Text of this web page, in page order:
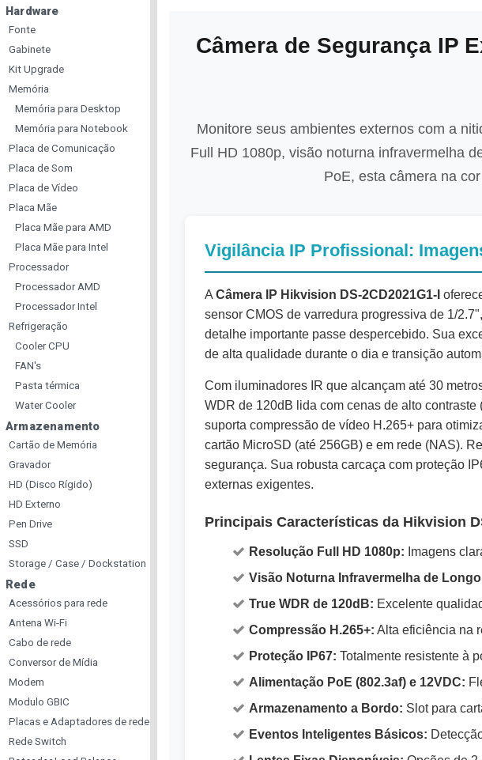
Hardware
Fonte
Gabinete
Kit Upgrade
Memória
Memória para Desktop
Memória para Notebook
Placa de Comunicação
Placa de Som
Placa de Vídeo
Placa Mãe
Placa Mãe para AMD
Placa Mãe para Intel
Processador
Processador AMD
Processador Intel
Refrigeração
Cooler CPU
FAN's
Pasta térmica
Water Cooler
Armazenamento
Cartão de Memória
Gravador
HD (Disco Rígido)
HD Externo
Pen Drive
SSD
Storage / Case / Dockstation
Rede
Acessórios para rede
Antena Wi-Fi
Cabo de rede
Conversor de Mídia
Modem
Modulo GBIC
Placas e Adaptadores de rede
Rede Switch
Câmera de Segurança IP
Monitore seus ambientes externos com a
Full HD 1080p, visão noturna infravermelha
PoE, esta câmera na
Vigilância IP Profissional:
A Câmera IP Hikvision DS-2CD2021G1-I
sensor CMOS de varredura progressiva de 1/
detalhe importante passe despercebido. Sua
de alta qualidade durante o dia e transição
Com iluminadores IR que alcançam até 30
WDR de 120dB lida com cenas de alto
suporta compressão de vídeo H.265+ para
cartão MicroSD (até 256GB) e em rede (NAS).
segurança. Sua robusta carcaça com proteção
externas exigentes.
Principais Características da Hikvision
Resolução Full HD 1080p: Imagens
Visão Noturna Infravermelha de
True WDR de 120dB: Excelente
Compressão H.265+: Alta eficiência na
Proteção IP67: Totalmente resistente à
Alimentação PoE (802.3af) e 12VDC:
Armazenamento a Bordo: Slot para
Eventos Inteligentes Básicos: